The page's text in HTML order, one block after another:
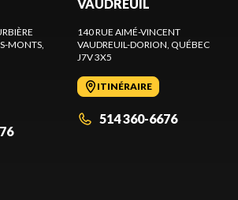
MONTS,
VAUDREUIL
140 RUE AIMÉ-VINCENT
VAUDREUIL-DORION, QUÉBEC
J7V 3X5
ITINÉRAIRE
514 360-6676